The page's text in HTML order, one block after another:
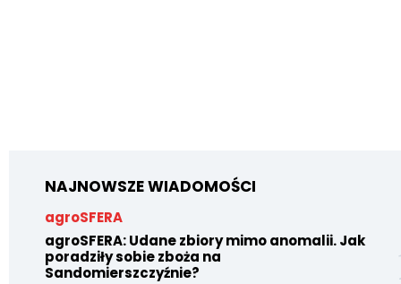
NAJNOWSZE WIADOMOŚCI
agroSFERA
agroSFERA: Udane zbiory mimo anomalii. Jak
poradziły sobie zboża na
Sandomierszczyźnie?